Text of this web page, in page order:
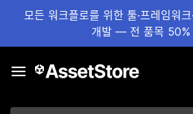
모든 워크플로를 위한 툴·프레임워크
개발 — 전 품목 50%